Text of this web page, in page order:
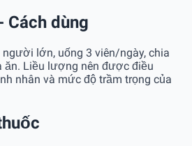
Cách dùng
lớn, uống 3 viên/ngày, chia
ăn. Liều lượng nên được điều
nhân và mức độ trầm trọng của